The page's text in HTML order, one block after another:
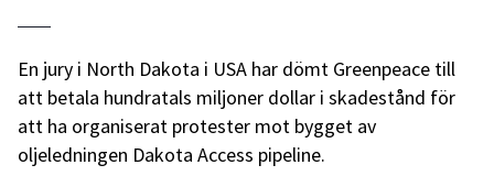
En jury i North Dakota i USA har dömt Greenpeace till
att betala hundratals miljoner dollar i skadestånd för
att ha organiserat protester mot bygget av
oljeledningen Dakota Access pipeline.